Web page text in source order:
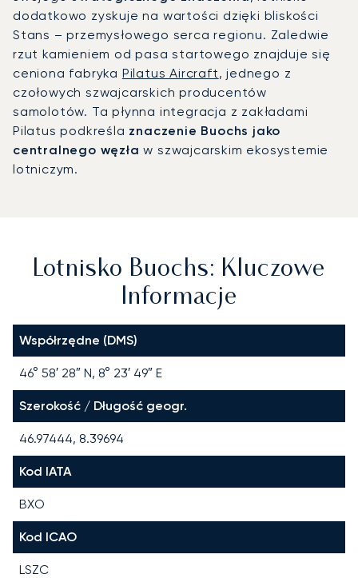
dodatkowo zyskuje na wartości dzięki bliskości
Stans – przemysłowego serca regionu. Zaledwie
rzut kamieniem od pasa startowego znajduje się
ceniona fabryka Pilatus Aircraft, jednego z
czołowych szwajcarskich producentów
samolotów. Ta płynna integracja z zakładami
Pilatus podkreśla znaczenie Buochs jako
centralnego węzła w szwajcarskim ekosystemie
lotniczym.
Lotnisko Buochs: Kluczowe
Informacje
Współrzędne (DMS)
46° 58′ 28″ N, 8° 23′ 49″ E
Szerokość / Długość geogr.
46.97444, 8.39694
Kod IATA
BXO
Kod ICAO
LSZC